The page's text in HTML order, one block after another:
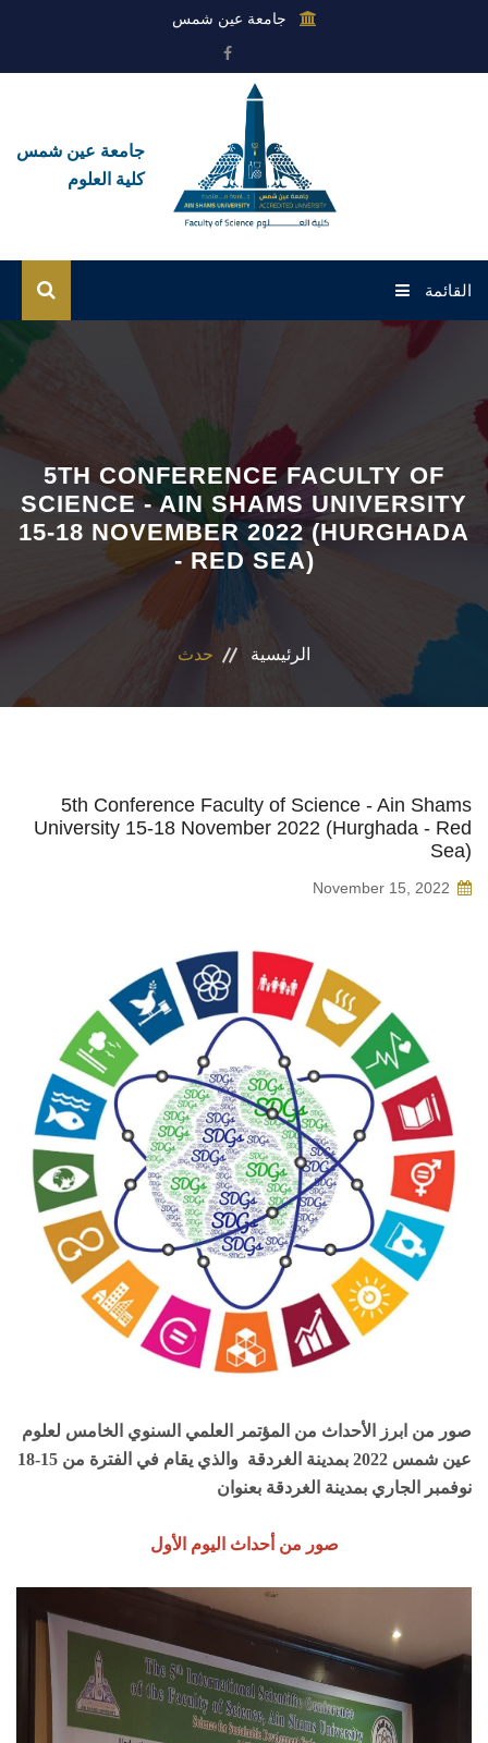
جامعة عين شمس
جامعة عين شمس
كلية العلوم
القائمة
الرئيسية
القطاعات
الاقسام
المراكز والوحدات
5TH CONFERENCE FACULTY OF
SCIENCE - AIN SHAMS UNIVERSITY
15-18 NOVEMBER 2022 (HURGHADA
- RED SEA)
الرئيسية حدث
5th Conference Faculty of Science - Ain Shams
University 15-18 November 2022 (Hurghada - Red
Sea)
November 15, 2022
صور من ابرز الأحداث من المؤتمر العلمي السنوي الخامس لعلوم
عين شمس 2022 بمدينة الغردقة والذي يقام في الفترة من 15-18
نوفمبر الجاري بمدينة الغردقة بعنوان
صور من أحداث اليوم الأول